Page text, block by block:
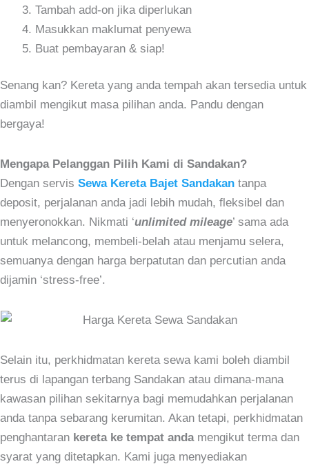
Tambah add-on jika diperlukan
Masukkan maklumat penyewa
Buat pembayaran & siap!
Senang kan? Kereta yang anda tempah akan tersedia untuk
diambil mengikut masa pilihan anda. Pandu dengan
bergaya!
Mengapa Pelanggan Pilih Kami di Sandakan?
Dengan servis Sewa Kereta Bajet Sandakan tanpa
deposit, perjalanan anda jadi lebih mudah, fleksibel dan
menyeronokkan. Nikmati ‘unlimited mileage’ sama ada
untuk melancong, membeli-belah atau menjamu selera,
semuanya dengan harga berpatutan dan percutian anda
dijamin ‘stress-free’.
Selain itu, perkhidmatan kereta sewa kami boleh diambil
terus di lapangan terbang Sandakan atau dimana-mana
kawasan pilihan sekitarnya bagi memudahkan perjalanan
anda tanpa sebarang kerumitan. Akan tetapi, perkhidmatan
penghantaran kereta ke tempat andamengikut terma dan
syarat yang ditetapkan. Kami juga menyediakan